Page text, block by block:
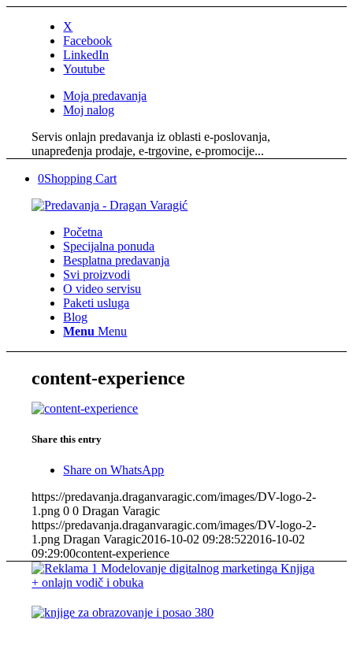
X
Facebook
LinkedIn
Youtube
Moja predavanja
Moj nalog
Servis onlajn predavanja iz oblasti e-poslovanja,
unapređenja prodaje, e-trgovine, e-promocije...
0Shopping Cart
Početna
Specijalna ponuda
Besplatna predavanja
Svi proizvodi
O video servisu
Paketi usluga
Blog
Menu Menu
content-experience
Share this entry
Share on WhatsApp
https://predavanja.draganvaragic.com/images/DV-logo-2-
1.png 0 0 Dragan Varagic
https://predavanja.draganvaragic.com/images/DV-logo-2-
1.png Dragan Varagic2016-10-02 09:28:522016-10-02
09:29:00content-experience